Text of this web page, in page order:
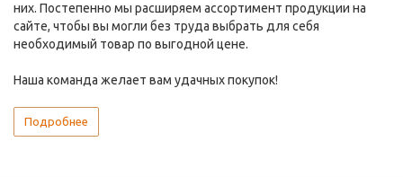
них. Постепенно мы расширяем ассортимент продукции на
сайте, чтобы вы могли без труда выбрать для себя
необходимый товар по выгодной цене.
Наша команда желает вам удачных покупок!
Подробнее